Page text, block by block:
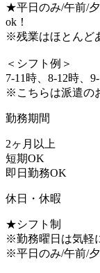
★平日のみ/午前/
ok！
※残業はほとんど
＜シフト例＞
7-11時、8-12時、
※こちらは派遣の
勤務期間
2ヶ月以上
短期OK
即日勤務OK
休日・休暇
★シフト制
※勤務曜日は気軽
※平日のみ/午前/